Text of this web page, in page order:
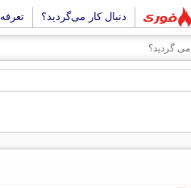
دنبال کار می‌گردید؟ تعرفه